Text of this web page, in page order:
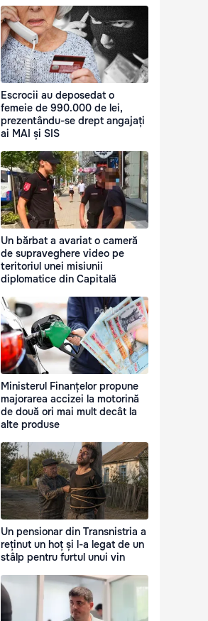
Escrocii au deposedat o
femeie de 990.000 de lei,
prezentându-se drept angajați
ai MAI și SIS
Un bărbat a avariat o cameră
de supraveghere video pe
teritoriul unei misiunii
diplomatice din Capitală
Ministerul Finanțelor propune
majorarea accizei la motorină
de două ori mai mult decât la
alte produse
Un pensionar din Transnistria a
reținut un hoț și l-a legat de un
stâlp pentru furtul unui vin